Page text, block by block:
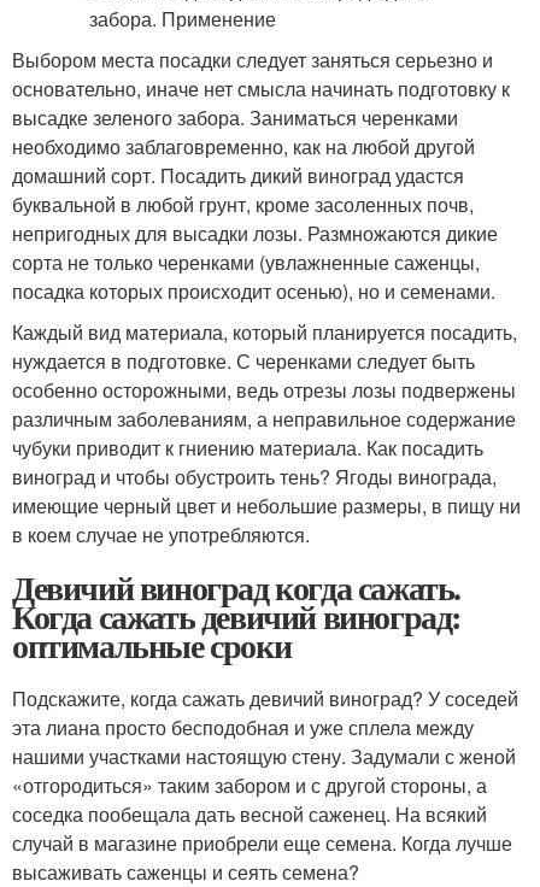
Выбором места посадки следует заняться серьезно и
основательно, иначе нет смысла начинать подготовку к
высадке зеленого забора. Заниматься черенками
необходимо заблаговременно, как на любой другой
домашний сорт. Посадить дикий виноград удастся
буквальной в любой грунт, кроме засоленных почв,
непригодных для высадки лозы. Размножаются дикие
сорта не только черенками (увлажненные саженцы,
посадка которых происходит осенью), но и семенами.
Каждый вид материала, который планируется посадить,
нуждается в подготовке. С черенками следует быть
особенно осторожными, ведь отрезы лозы подвержены
различным заболеваниям, а неправильное содержание
чубуки приводит к гниению материала. Как посадить
виноград и чтобы обустроить тень? Ягоды винограда,
имеющие черный цвет и небольшие размеры, в пищу ни
в коем случае не употребляются.
Девичий виноград когда сажать.
Когда сажать девичий виноград:
оптимальные сроки
Подскажите, когда сажать девичий виноград? У соседей
эта лиана просто бесподобная и уже сплела между
нашими участками настоящую стену. Задумали с женой
«отгородиться» таким забором и с другой стороны, а
соседка пообещала дать весной саженец. На всякий
случай в магазине приобрели еще семена. Когда лучше
высаживать саженцы и сеять семена?